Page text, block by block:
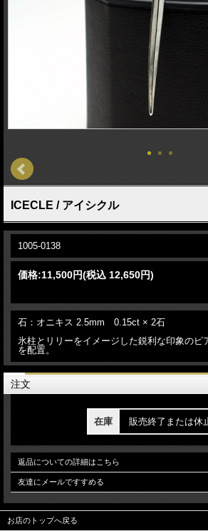
ICECLE / アイシクル
1005-0138
価格:11,500円(税込 12,650円)
石：オニキス 2.5mm 0.15ct × 2石
氷柱とリリーをイメージした鋭利な印象のピ
を配置。
注文
在庫 販売終了または休
返品についての詳細はこちら
友達にメールですすめる
お店のトップへ戻る